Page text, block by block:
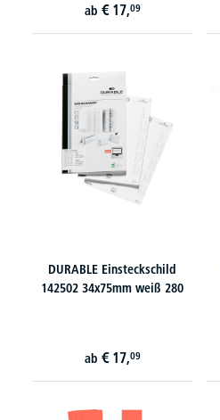
ab € 17,09
DURABLE Einsteckschild
142502 34x75mm weiß 280
ab € 17,09